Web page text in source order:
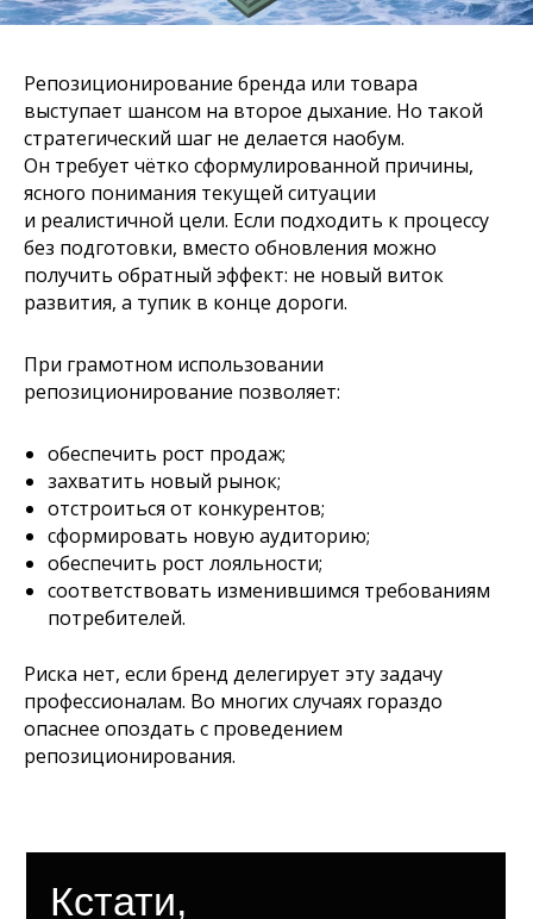
Репозиционирование бренда или товара
выступает шансом на второе дыхание. Но такой
стратегический шаг не делается наобум.
Он требует чётко сформулированной причины,
ясного понимания текущей ситуации
и реалистичной цели. Если подходить к процессу
без подготовки, вместо обновления можно
получить обратный эффект: не новый виток
развития, а тупик в конце дороги.
При грамотном использовании
репозиционирование позволяет:
обеспечить рост продаж;
захватить новый рынок;
отстроиться от конкурентов;
сформировать новую аудиторию;
обеспечить рост лояльности;
соответствовать изменившимся требованиям
потребителей.
Риска нет, если бренд делегирует эту задачу
профессионалам. Во многих случаях гораздо
опаснее опоздать с проведением
репозиционирования.
Посмотрите, как у нас это получается